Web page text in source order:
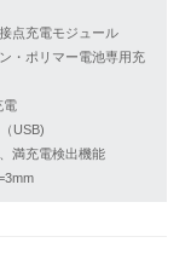
点充電モジュール
・ポリマー電池専用充
電
USB)
満充電検出機能